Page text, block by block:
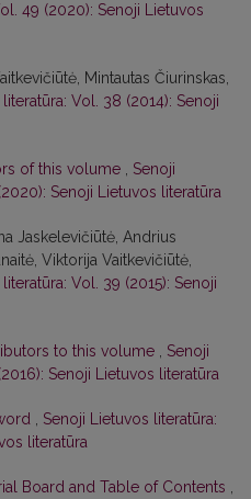
49 (2020): Senoji Lietuvos
Mintautas Čiurinskas,
Vol. 38 (2014): Senoji
of this volume , Senoji
Senoji Lietuvos literatūra
Jaskelevičiūtė, Andrius
Viktorija Vaitkevičiūtė,
Vol. 39 (2015): Senoji
to this volume , Senoji
Senoji Lietuvos literatūra
, Senoji Lietuvos literatūra:
literatūra
Board and Table of Contents ,